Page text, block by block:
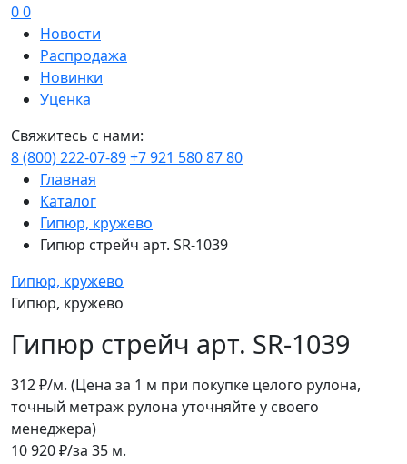
00
Новости
Распродажа
Новинки
Уценка
Свяжитесь с нами:
8 (800) 222-07-89+7 921 580 87 80
Главная
Каталог
Гипюр, кружево
Гипюр стрейч арт. SR-1039
Гипюр, кружево
Гипюр, кружево
Гипюр стрейч арт. SR-1039
312₽/м. (Цена за 1 м при покупке целого рулона,
точный метраж рулона уточняйте у своего
менеджера)
10 920₽/за 35 м.